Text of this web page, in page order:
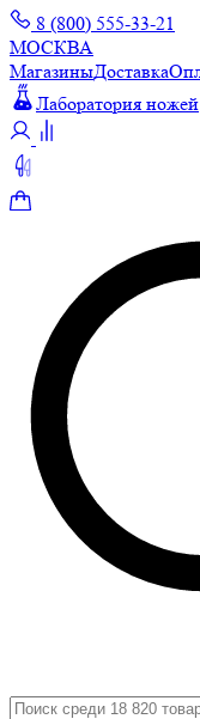
8 (800) 555-33-21
МОСКВА
МагазиныДоставка
Лаборатория ножей